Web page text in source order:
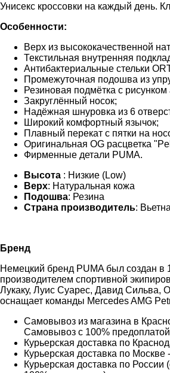
Унисекс кроссовки на каждый день.
Особенности:
Верх из высококачественной
Текстильная внутренняя
Антибактериальные стельки
Промежуточная подошва из
Резиновая подмётка с
Закруглённый носок;
Надёжная шнуровка из 6
Широкий комфортный язычок;
Плавный перекат с пятки на
Оригинальная OG расцветка
Фирменные детали PUMA.
Высота : Низкие (Low)
Верх: Натуральная кожа
Подошва: Резина
Страна производитель:
Бренд
Немецкий бренд PUMA был создан
производителем спортивной
Лукаку, Луис Суарес, Давид Сильва,
оснащает команды Mercedes AMG
Самовывоз из магазина в
Самовывоз с 100%
Курьерская доставка по
Курьерская доставка по Москве
Курьерская доставка по